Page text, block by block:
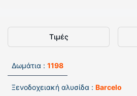
Τιμές
Δωμάτια : 1198
Ξενοδοχειακή αλυσίδα : Barcelo